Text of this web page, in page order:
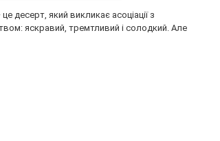
десерт, який викликає асоціації з
яскравий, тремтливий і солодкий. Але